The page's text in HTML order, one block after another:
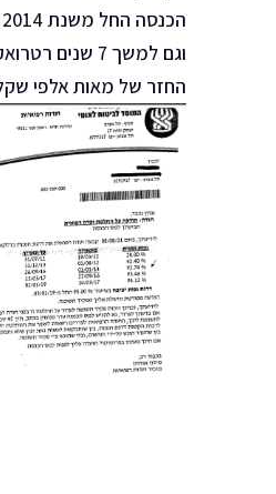
וגם למשך 7 שנים
החזר של מאות אלפי